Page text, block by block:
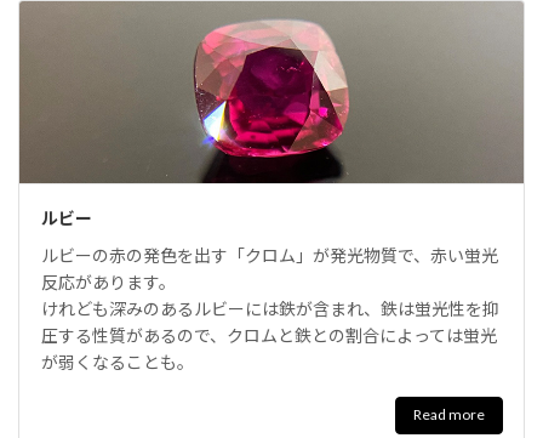
ルビー
ルビーの赤の発色を出す「クロム」が発光物質で、赤い蛍光
反応があります。
けれども深みのあるルビーには鉄が含まれ、鉄は蛍光性を抑
圧する性質があるので、クロムと鉄との割合によっては蛍光
が弱くなることも。
Read more